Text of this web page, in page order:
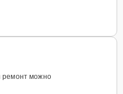
ремонт можно